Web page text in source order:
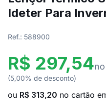
Ideter Para
Ref.: 588900
R$ 297,54
(5,00% de desconto)
ou R$ 313,20 no cartão